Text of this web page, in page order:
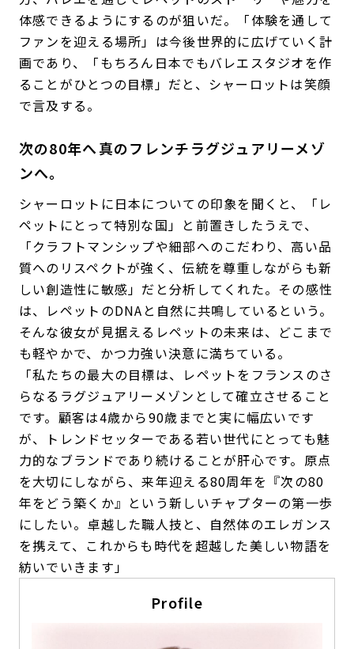
体感できるようにするのが狙いだ。「体験を通して
ファンを迎える場所」は今後世界的に広げていく計
画であり、「もちろん日本でもバレエスタジオを作
ることがひとつの目標」だと、シャーロットは笑顔
で言及する。
次の80年へ――真のフレンチラグジュアリーメゾ
ンへ。
シャーロットに日本についての印象を聞くと、「レ
ペットにとって特別な国」と前置きしたうえで、
「クラフトマンシップや細部へのこだわり、高い品
質へのリスペクトが強く、伝統を尊重しながらも新
しい創造性に敏感」だと分析してくれた。その感性
は、レペットのDNAと自然に共鳴しているという。
そんな彼女が見据えるレペットの未来は、どこまで
も軽やかで、かつ力強い決意に満ちている。
「私たちの最大の目標は、レペットをフランスのさ
らなるラグジュアリーメゾンとして確立させること
です。顧客は4歳から90歳までと実に幅広いです
が、トレンドセッターである若い世代にとっても魅
力的なブランドであり続けることが肝心です。原点
を大切にしながら、来年迎える80周年を『次の80
年をどう築くか』という新しいチャプターの第一歩
にしたい。卓越した職人技と、自然体のエレガンス
を携えて、これからも時代を超越した美しい物語を
紡いでいきます」
Profile